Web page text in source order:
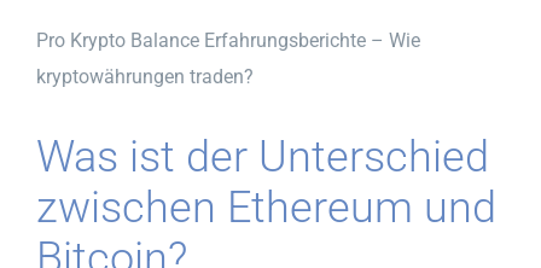
Pro Krypto Balance Erfahrungsberichte – Wie
kryptowährungen traden?
Was ist der Unterschied
zwischen Ethereum und
Bitcoin?